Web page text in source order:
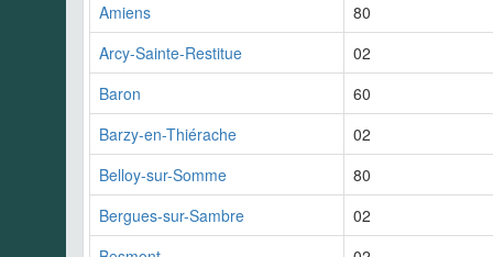
Amiens
80
Arcy-Sainte-Restitue
02
Baron
60
Barzy-en-Thiérache
02
Belloy-sur-Somme
80
Bergues-sur-Sambre
02